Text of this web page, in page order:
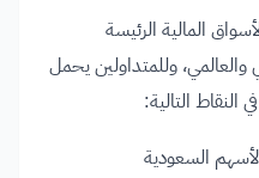
المالية الرئيسة
وللمتداولين يحمل
التالية:
السعودية